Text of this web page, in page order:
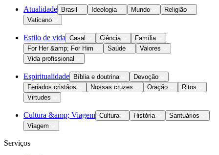
Atualidade Brasil Ideologia Mundo
Religião
Vaticano
Estilo de vida Casal Ciência
Família
For Her &amp; For Him
Saúde
Valores
Vida profissional
Espiritualidade Bíblia e doutrina
Devoção
Feriados cristãos
Nossas cruzes Oração
Ritos
Virtudes
Cultura &amp; Viagem Cultura História
Santuários
Viagem
Serviços